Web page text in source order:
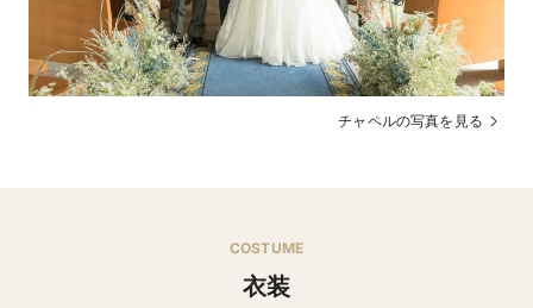
チャペルの写真を見る
COSTUME
衣装